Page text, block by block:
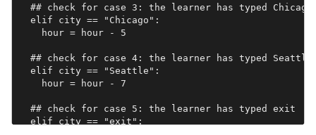
  ## check for case 3: the learner has typed Chicago
  elif city == "Chicago":
    hour = hour - 5
  ## check for case 4: the learner has typed Seattle
  elif city == "Seattle":
    hour = hour - 7
  ## check for case 5: the learner has typed exit
  elif city == "exit":